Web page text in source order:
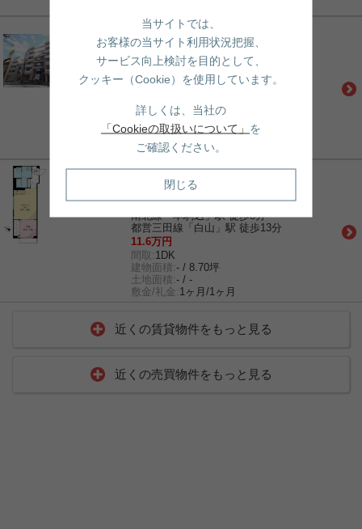
賃貸｜マンション
ヒルコート千駄木
南北線「本駒込」駅 徒歩5分
都営三田線「白山」駅 徒歩10分
千代田線「千駄木」駅 徒歩11分
間取:1LDK
建物面積:- / 15.43坪
土地面積:- / -
敷金/礼金: 1ヶ月/1ヶ月
賃貸｜マンション
フォルトゥーナ千駄木
千代田線「千駄木」駅 徒歩7分
南北線「本駒込」駅 徒歩8分
都営三田線「白山」駅 徒歩13分
11.6万円
間取: 1DK
建物面積:- / 8.70坪
土地面積:- / -
敷金/礼金: 1ヶ月/1ヶ月
近くの賃貸物件をもっと見る
近くの売買物件をもっと見る
当サイトでは、
お客様の当サイト利用状況把握、
サービス向上検討を目的として、
クッキー（Cookie）を使用しています。
詳しくは、当社の
「Cookieの取扱いについて」 を
ご確認ください。
閉じる